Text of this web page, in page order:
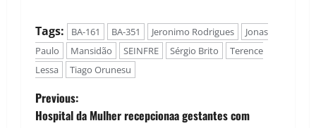
candidatura de Nado
à prefeitura da
cidade. Durante essa
reunião, Tiago
Oruneso foi
mencionado por
líderes políticos
influentes da região.
Tags: BA-161 BA-351 Jeronimo Rodrigues
Jonas
Paulo
Mansidão SEINFRE Sérgio Brito
Terence
Lessa
Tiago Orunesu
P
Previous:
Hospital da Mulher recepcionaa gestantes com